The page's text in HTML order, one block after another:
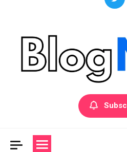
Portal ogólnotematyczny